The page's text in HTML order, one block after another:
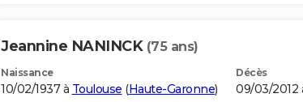
Jeannine NANINCK (75 ans)
Naissance
10/02/1937 à Toulouse (Haute-Garonne)
Décès
09/03/2012